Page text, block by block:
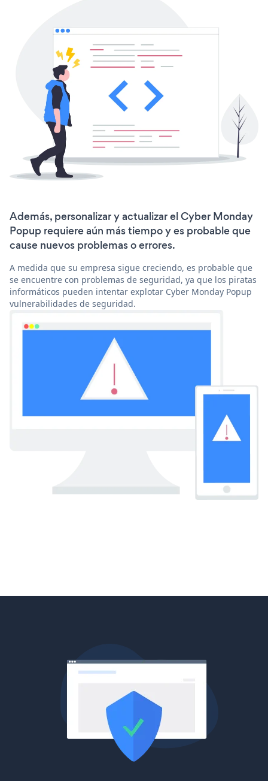
Además, personalizar y actualizar el Cyber Monday
Popup requiere aún más tiempo y es probable que
cause nuevos problemas o errores.
A medida que su empresa sigue creciendo, es probable que
se encuentre con problemas de seguridad, ya que los piratas
informáticos pueden intentar explotar Cyber Monday Popup
vulnerabilidades de seguridad.